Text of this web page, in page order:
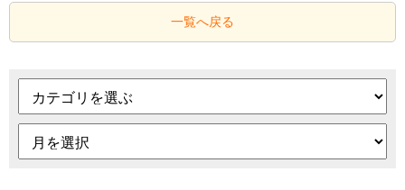
一覧へ戻る